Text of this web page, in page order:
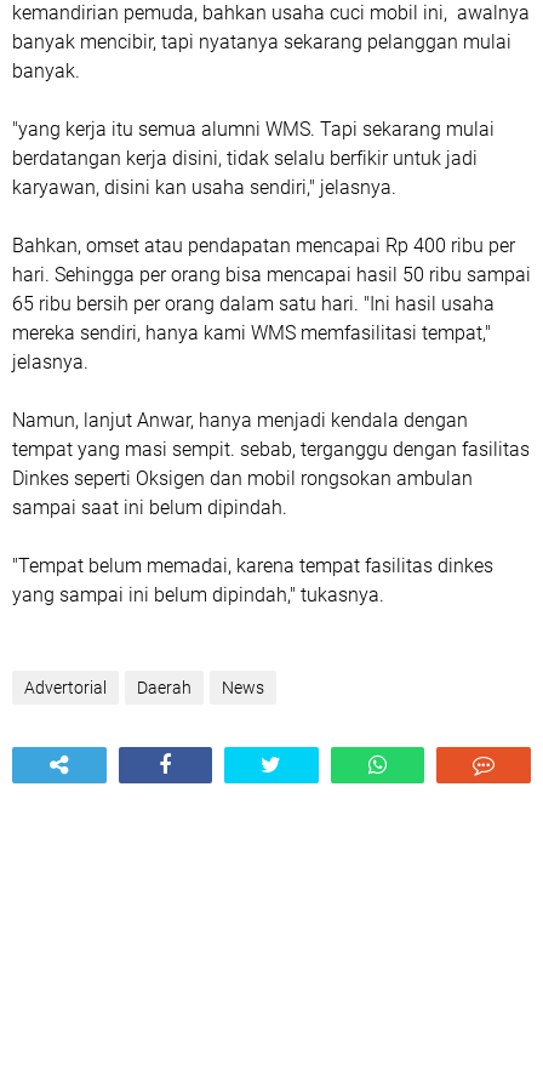
kemandirian pemuda, bahkan usaha cuci mobil ini, awalnya
banyak mencibir, tapi nyatanya sekarang pelanggan mulai
banyak.
"yang kerja itu semua alumni WMS. Tapi sekarang mulai
berdatangan kerja disini, tidak selalu berfikir untuk jadi
karyawan, disini kan usaha sendiri," jelasnya.
Bahkan, omset atau pendapatan mencapai Rp 400 ribu per
hari. Sehingga per orang bisa mencapai hasil 50 ribu sampai
65 ribu bersih per orang dalam satu hari. "Ini hasil usaha
mereka sendiri, hanya kami WMS memfasilitasi tempat,"
jelasnya.
Namun, lanjut Anwar, hanya menjadi kendala dengan
tempat yang masi sempit. sebab, terganggu dengan fasilitas
Dinkes seperti Oksigen dan mobil rongsokan ambulan
sampai saat ini belum dipindah.
"Tempat belum memadai, karena tempat fasilitas dinkes
yang sampai ini belum dipindah," tukasnya.
Advertorial Daerah News